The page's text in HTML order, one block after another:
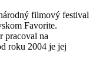
filmový festival
Favorite.
pracoval na
roku 2004 je jej